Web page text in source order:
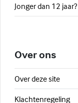
Jonger dan 12 jaar?
Over ons
Over deze site
Klachtenregeling